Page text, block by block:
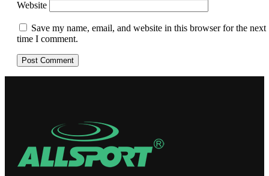
Website
Save my name, email, and website in this browser for the next
time I comment.